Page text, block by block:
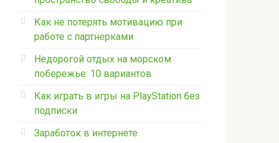
Как не потерять мотивацию при
работе с партнерками
Недорогой отдых на морском
побережье: 10 вариантов
Как играть в игры на PlayStation без
подписки
Заработок в интернете